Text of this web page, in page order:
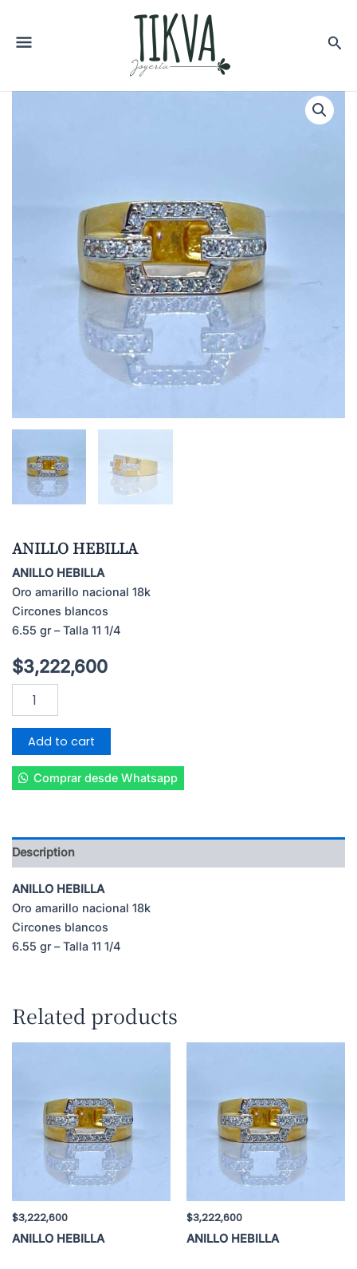
ANILLO HEBILLA
ANILLO HEBILLA
Oro amarillo nacional 18k
Circones blancos
6.55 gr – Talla 11 1/4
$3,222,600
ANILLO
HEBILLA
Add to cart
Comprar desde Whatsapp
Description
ANILLO HEBILLA
Oro amarillo nacional 18k
Circones blancos
6.55 gr – Talla 11 1/4
Related products
$3,222,600
ANILLO HEBILLA
$3,222,600
ANILLO HEBILLA